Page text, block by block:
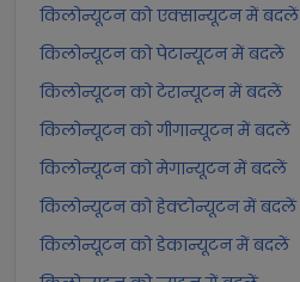
किलोन्यूटन को एक्सान्यूटन में बदलें
किलोन्यूटन को पेटान्यूटन में बदलें
किलोन्यूटन को टेरान्यूटन में बदलें
किलोन्यूटन को गीगान्यूटन में बदलें
किलोन्यूटन को मेगान्यूटन में बदलें
किलोन्यूटन को हेक्टोन्यूटन में बदलें
किलोन्यूटन को डेकान्यूटन में बदलें